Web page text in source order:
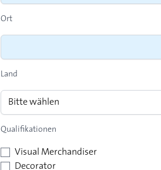
Ort
Land
Qualifikationen
Visual Merchandiser
Decorator